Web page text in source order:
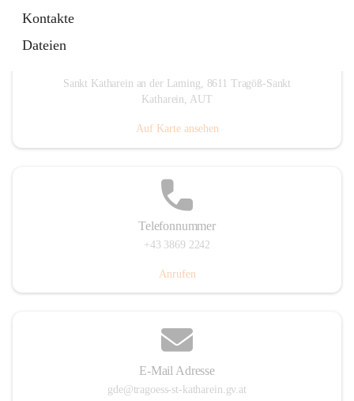
Kontakte
Dateien
Sankt Katharein an der Laming, 8611 Tragöß-Sankt
Katharein, AUT
Auf Karte ansehen
Telefonnummer
+43 3869 2242
Anrufen
E-Mail Adresse
gde@tragoess-st-katharein.gv.at